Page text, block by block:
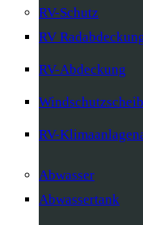
RV-Schutz
RV
RV-Abdeckung
RV-
Abwasser
Abwassertank